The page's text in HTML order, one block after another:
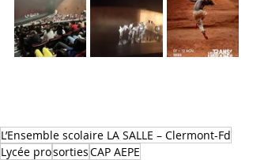
L’Ensemble scolaire LA SALLE – Clermont-Fd
Lycée prosortiesCAP AEPE